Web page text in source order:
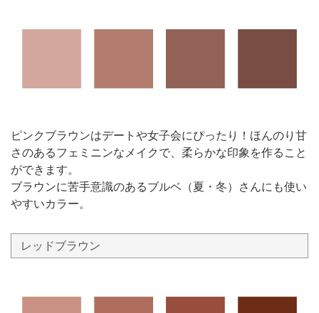
ピンクブラウンはデートや女子会にぴったり！ほんのり甘
さのあるフェミニンなメイクで、柔らかな印象を作ること
ができます。
ブラウンに苦手意識のあるブルベ（夏・冬）さんにも使い
やすいカラー。
レッドブラウン